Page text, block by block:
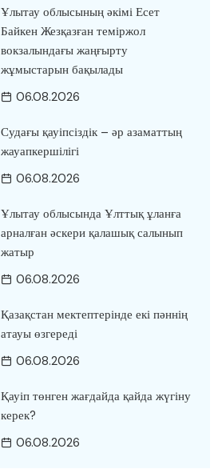
Ұлытау облысының әкімі Есет
Байкен Жезқазған теміржол
вокзалындағы жаңғырту
жұмыстарын бақылады
06.08.2026
Судағы қауіпсіздік – әр азаматтың
жауапкершілігі
06.08.2026
Ұлытау облысында Ұлттық ұланға
арналған әскери қалашық салынып
жатыр
06.08.2026
Қазақстан мектептерінде екі пәннің
атауы өзгереді
06.08.2026
Қауіп төнген жағдайда қайда жүгіну
керек?
06.08.2026